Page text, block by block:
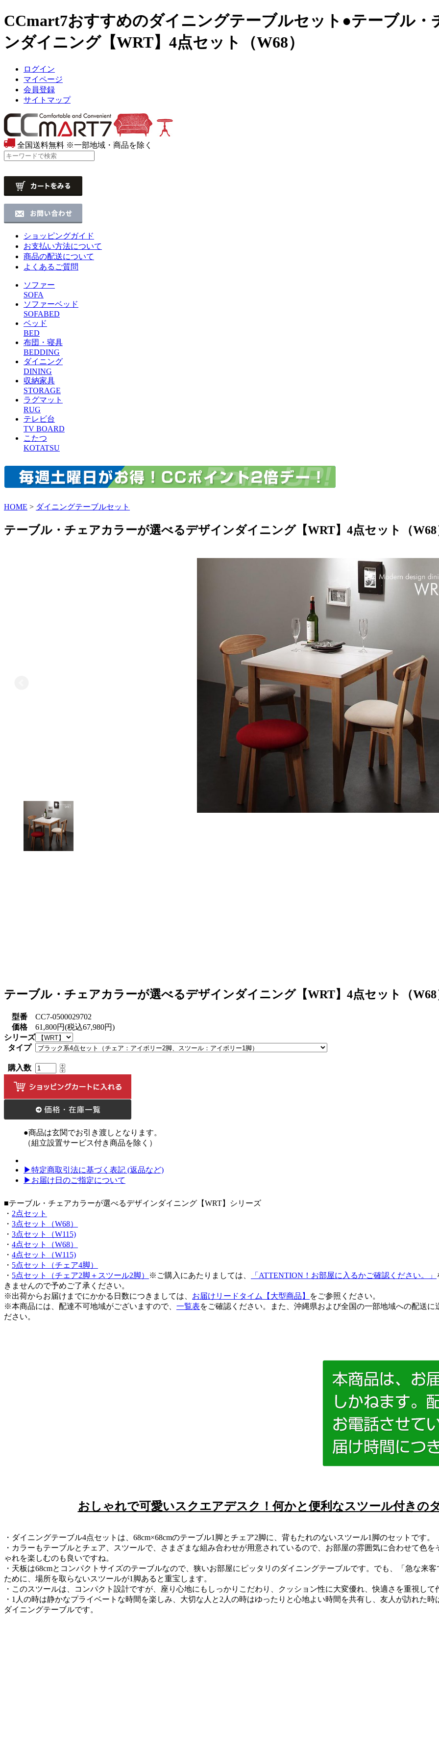
CCmart7おすすめのダイニングテーブルセット ●テーブル・
ンダイニング【WRT】4点セット（W68）
ログイン
マイページ
会員登録
サイトマップ
全国送料無料 ※一部地域・商品を除く
ショッピングガイド
お支払い方法について
商品の配送について
よくあるご質問
ソファー
SOFA
ソファーベッド
SOFABED
ベッド
BED
布団・寝具
BEDDING
ダイニング
DINING
収納家具
STORAGE
ラグマット
RUG
テレビ台
TV BOARD
こたつ
KOTATSU
HOME > ダイニングテーブルセット
テーブル・チェアカラーが選べるデザインダイニング【WRT】4点セット（W68
テーブル・チェアカラーが選べるデザインダイニング【WRT】4点セット（W68
型番
CC7-0500029702
価格
61,800円(税込67,980円)
シリーズ
タイプ
購入数
●商品は玄関でお引き渡しとなります。
（組立設置サービス付き商品を除く）
▶特定商取引法に基づく表記 (返品など)
▶お届け日のご指定について
■テーブル・チェアカラーが選べるデザインダイニング【WRT】シリーズ
・ 2点セット
・ 3点セット（W68）
・ 3点セット（W115)
・ 4点セット（W68）
・ 4点セット（W115)
・ 5点セット（チェア4脚）
・ 5点セット（チェア2脚＋スツール2脚） ※ご購入にあたりましては、 「ATTENTION！お部屋に入るかご確認ください。」
きませんので予めご了承ください。
※出荷からお届けまでにかかる日数につきましては、 お届けリードタイム【大型商品】
をご参照ください。
※本商品には、配達不可地域がございますので、 一覧表をご確認ください。また、沖縄県および全国の一部地域への配送
ださい。
おしゃれで可愛いスクエアデスク！何かと便利なスツール付きの
・ダイニングテーブル4点セットは、68cm×68cmのテーブル1脚とチェア2脚に、背もたれのないスツール1脚のセットです。
・カラーもテーブルとチェア、スツールで、さまざまな組み合わせが用意されているので、お部屋の雰囲気に合わせて色
ゃれを楽しむのも良いですね。
・天板は68cmとコンパクトサイズのテーブルなので、狭いお部屋にピッタリのダイニングテーブルです。でも、「急な来
ために、場所を取らないスツールが1脚あると重宝します。
・このスツールは、コンパクト設計ですが、座り心地にもしっかりこだわり、クッション性に大変優れ、快適さを重視して
・1人の時は静かなプライベートな時間を楽しみ、大切な人と2人の時はゆったりと心地よい時間を共有し、友人が訪れた
ダイニングテーブルです。